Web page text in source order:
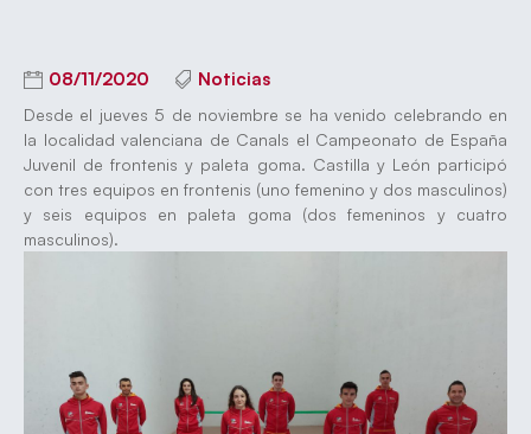
08/11/2020 Noticias
Desde el jueves 5 de noviembre se ha venido celebrando en
la localidad valenciana de Canals el Campeonato de España
Juvenil de frontenis y paleta goma. Castilla y León participó
con tres equipos en frontenis (uno femenino y dos masculinos)
y seis equipos en paleta goma (dos femeninos y cuatro
masculinos).